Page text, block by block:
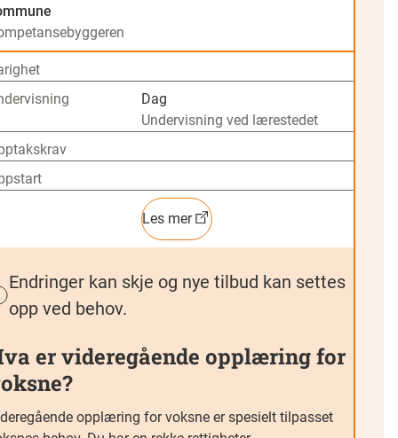
Dag
Undervisning ved lærestedet
Les mer
Endringer kan skje og nye tilbud kan settes
opp ved behov.
er videregående opplæring for
opplæring for voksne er spesielt tilpasset